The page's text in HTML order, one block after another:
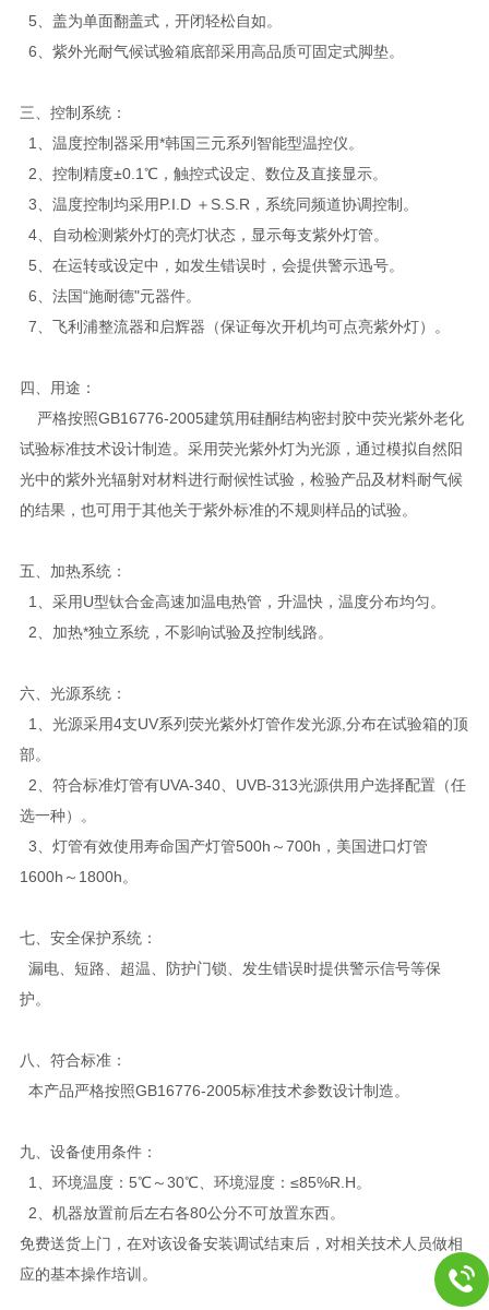
5、盖为单面翻盖式，开闭轻松自如。
6、紫外光耐气候试验箱底部采用高品质可固定式脚垫。
三、控制系统：
1、温度控制器采用*韩国三元系列智能型温控仪。
2、控制精度±0.1℃，触控式设定、数位及直接显示。
3、温度控制均采用P.I.D ＋S.S.R，系统同频道协调控制。
4、自动检测紫外灯的亮灯状态，显示每支紫外灯管。
5、在运转或设定中，如发生错误时，会提供警示迅号。
6、法国“施耐德"元器件。
7、飞利浦整流器和启辉器（保证每次开机均可点亮紫外灯）。
四、用途：
严格按照GB16776-2005建筑用硅酮结构密封胶中荧光紫外老化
试验标准技术设计制造。采用荧光紫外灯为光源，通过模拟自然阳
光中的紫外光辐射对材料进行耐候性试验，检验产品及材料耐气候
的结果，也可用于其他关于紫外标准的不规则样品的试验。
五、加热系统：
1、采用U型钛合金高速加温电热管，升温快，温度分布均匀。
2、加热*独立系统，不影响试验及控制线路。
六、光源系统：
1、光源采用4支UV系列荧光紫外灯管作发光源,分布在试验箱的顶
部。
2、符合标准灯管有UVA-340、UVB-313光源供用户选择配置（任
选一种）。
3、灯管有效使用寿命国产灯管500h～700h，美国进口灯管
1600h～1800h。
七、安全保护系统：
漏电、短路、超温、防护门锁、发生错误时提供警示信号等保
护。
八、 符合标准：
本产品严格按照GB16776-2005标准技术参数设计制造。
九、设备使用条件：
1、环境温度：5℃～30℃、环境湿度：≤85%R.H。
2、机器放置前后左右各80公分不可放置东西。
免费送货上门，在对该设备安装调试结束后，对相关技术人员做相
应的基本操作培训。